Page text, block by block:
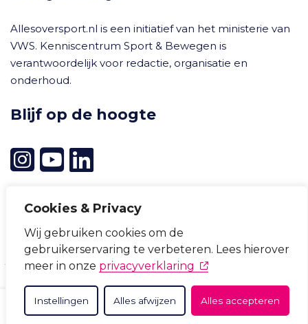
Cookies & Privacy
Wij gebruiken cookies om de
gebruikerservaring te verbeteren. Lees hierover
meer in onze privacyverklaring (opent in nieuw
Instellingen Alles afwijzen Alles accepteren
ZOEKEN THEMA'S OVER ONS
Allesoversport.nl is een initiatief van het ministerie van
VWS. Kenniscentrum Sport & Bewegen is
verantwoordelijk voor redactie, organisatie en
onderhoud.
Blijf op de hoogte
Cookievoorkeuren wijzigen
Privacyverklaring
Cookieverklaring
Disclaimer
Toegankelijkheid